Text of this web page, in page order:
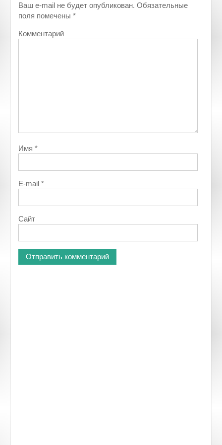
Ваш e-mail не будет опубликован. Обязательные
поля помечены*
Комментарий
Имя*
E-mail*
Сайт